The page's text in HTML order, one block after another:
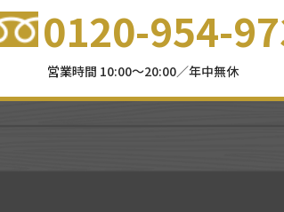
0120-954-
営業時間 10:00～20:00／年中無休